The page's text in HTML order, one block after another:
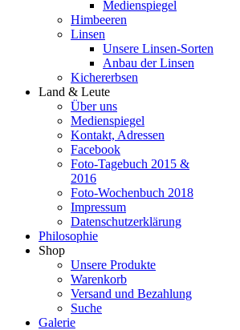
Medienspiegel
Himbeeren
Linsen
Unsere Linsen-Sorten
Anbau der Linsen
Kichererbsen
Land & Leute
Über uns
Medienspiegel
Kontakt, Adressen
Facebook
Foto-Tagebuch 2015 &
2016
Foto-Wochenbuch 2018
Impressum
Datenschutzerklärung
Philosophie
Shop
Unsere Produkte
Warenkorb
Versand und Bezahlung
Suche
Galerie